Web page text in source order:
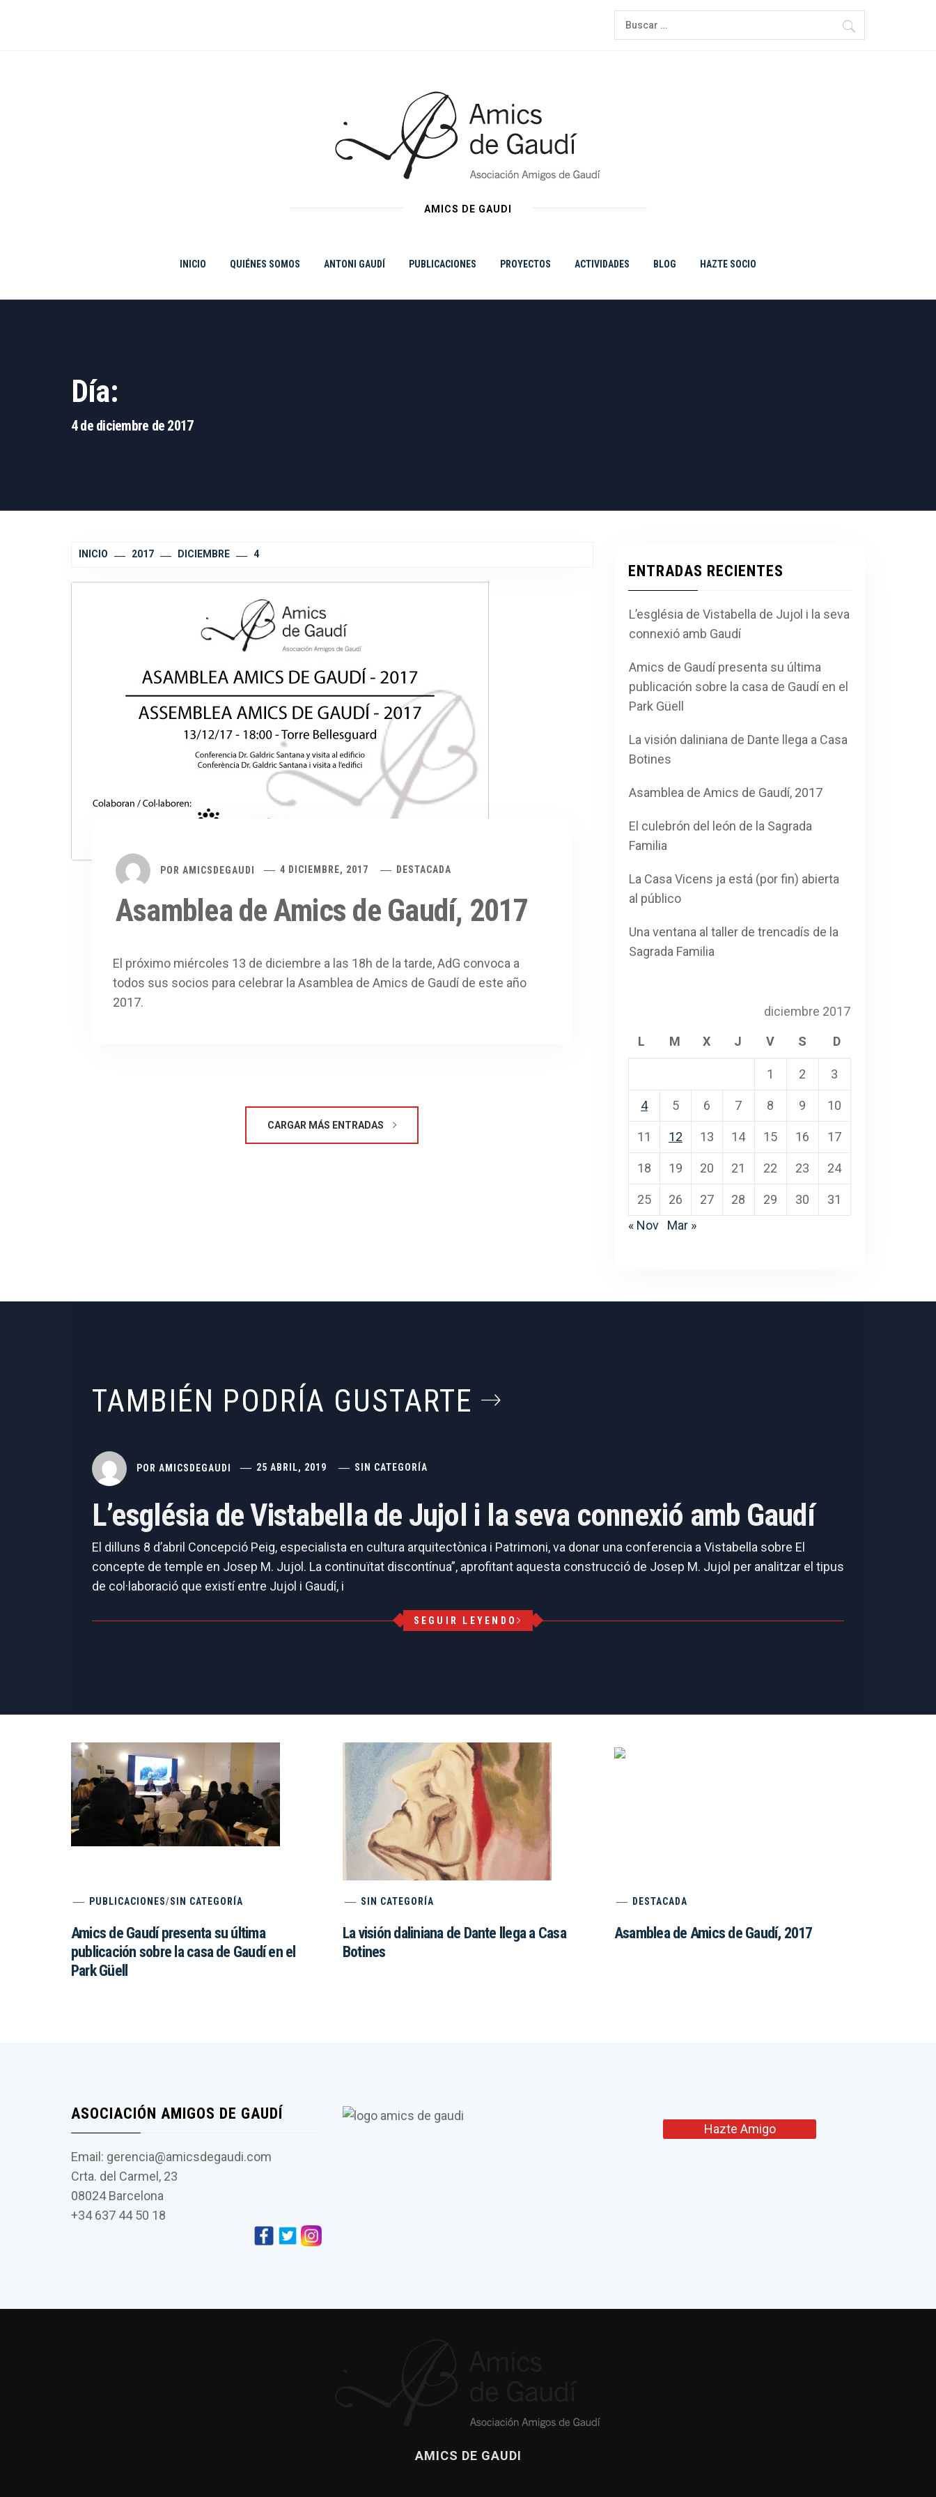
Buscar:
AMICS DE GAUDI
INICIO QUIÉNES SOMOS ANTONI GAUDÍ PUBLICACIONES PROYECTOS ACTIVIDADES BLOG HAZTE SOCIO
Día:
4 de diciembre de 2017
INICIO 2017 DICIEMBRE 4
POR AMICSDEGAUDI 4 DICIEMBRE, 2017 DESTACADA
Asamblea de Amics de Gaudí, 2017
El próximo miércoles 13 de diciembre a las 18h de la tarde, AdG convoca a
todos sus socios para celebrar la Asamblea de Amics de Gaudí de este año
2017.
CARGAR MÁS ENTRADAS
ENTRADAS RECIENTES
L’església de Vistabella de Jujol i la seva
connexió amb Gaudí
Amics de Gaudí presenta su última
publicación sobre la casa de Gaudí en el
Park Güell
La visión daliniana de Dante llega a Casa
Botines
Asamblea de Amics de Gaudí, 2017
El culebrón del león de la Sagrada
Familia
La Casa Vicens ja está (por fin) abierta
al público
Una ventana al taller de trencadís de la
Sagrada Familia
diciembre 2017
L M X J V S D
1 2 3
4 5 6 7 8 9 10
11 12 13 14 15 16 17
18 19 20 21 22 23 24
25 26 27 28 29 30
31
« Nov
Mar »
TAMBIÉN PODRÍA GUSTARTE
POR AMICSDEGAUDI 25 ABRIL, 2019 SIN CATEGORÍA
L’església de Vistabella de Jujol i la seva connexió amb Gaudí
El dilluns 8 d’abril Concepció Peig, especialista en cultura arquitectònica i Patrimoni, va donar una conferencia a Vistabella sobre El
concepte de temple en Josep M. Jujol. La continuïtat discontínua”, aprofitant aquesta construcció de Josep M. Jujol per analitzar el tipus
de col·laboració que existí entre Jujol i Gaudí, i
SEGUIR LEYENDO
PUBLICACIONES/SIN CATEGORÍA
Amics de Gaudí presenta su última
publicación sobre la casa de Gaudí en el
Park Güell
SIN CATEGORÍA
La visión daliniana de Dante llega a Casa
Botines
DESTACADA
Asamblea de Amics de Gaudí, 2017
ASOCIACIÓN AMIGOS DE GAUDÍ
Email: gerencia@amicsdegaudi.com
Crta. del Carmel, 23
08024 Barcelona
+34 637 44 50 18
Hazte Amigo
AMICS DE GAUDI
Asamblea de Amics de Gaudí, 2017